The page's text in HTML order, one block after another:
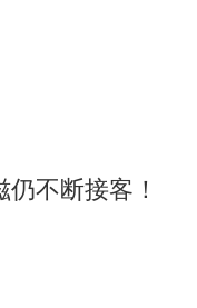
不断接客！